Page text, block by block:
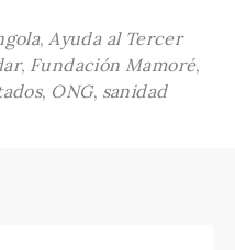
,Ayuda al Tercer
, Fundación Mamoré,
, ONG, sanidad